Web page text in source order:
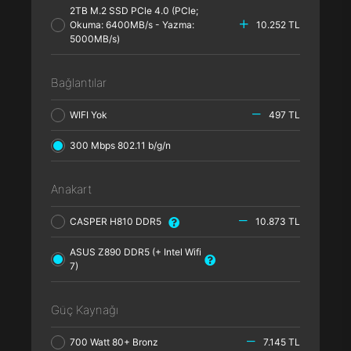
2TB M.2 SSD PCle 4.0 (PCle;
Okuma: 6400MB/s - Yazma:
5000MB/s)
10.252 TL
Bağlantılar
WIFI Yok 497 TL
300 Mbps 802.11 b/g/n
Anakart
CASPER H810 DDR5 10.873 TL
ASUS Z890 DDR5 (+ Intel Wifi
7)
Güç Kaynağı
700 Watt 80+ Bronz 7.145 TL